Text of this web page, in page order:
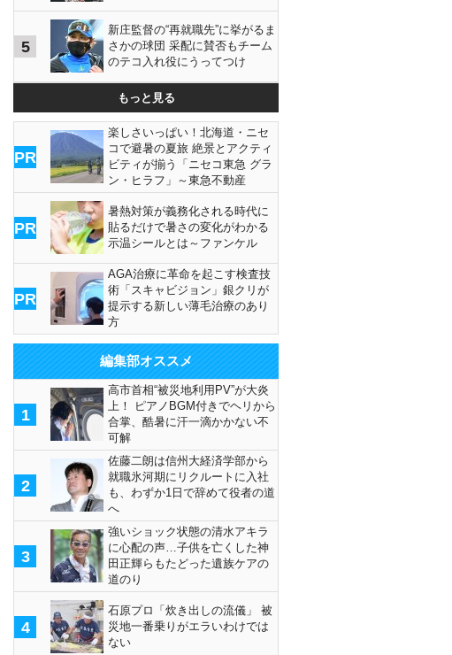
5
新庄監督の“再就職先”に挙がるま
さかの球団 采配に賛否もチーム
のテコ入れ役にうってつけ
もっと見る
PR
楽しさいっぱい！北海道・ニセ
コで避暑の夏旅 絶景とアクティ
ビティが揃う「ニセコ東急 グラ
ン・ヒラフ」～東急不動産
PR
暑熱対策が義務化される時代に
貼るだけで暑さの変化がわかる
示温シールとは～ファンケル
PR
AGA治療に革命を起こす検査技
術「スキャビジョン」銀クリが
提示する新しい薄毛治療のあり
方
編集部オススメ
1
高市首相“被災地利用PV”が大炎
上！ ピアノBGM付きでヘリから
合掌、酷暑に汗一滴かかない不
可解
2
佐藤二朗は信州大経済学部から
就職氷河期にリクルートに入社
も、わずか1日で辞めて役者の道
へ
3
強いショック状態の清水アキラ
に心配の声…子供を亡くした神
田正輝らもたどった遺族ケアの
道のり
4
石原プロ「炊き出しの流儀」 被
災地一番乗りがエラいわけでは
ない